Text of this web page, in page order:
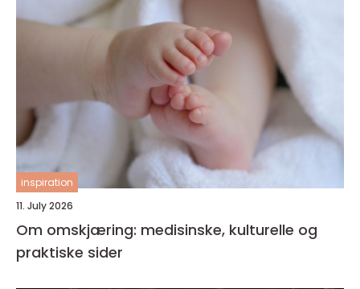
inspiration
11. July 2026
Om omskjæring: medisinske, kulturelle og
praktiske sider